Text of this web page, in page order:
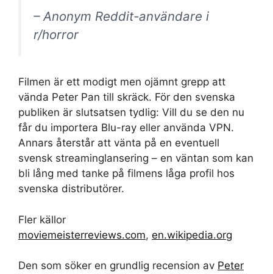
– Anonym Reddit-användare i
r/horror
Filmen är ett modigt men ojämnt grepp att
vända Peter Pan till skräck. För den svenska
publiken är slutsatsen tydlig: Vill du se den nu
får du importera Blu-ray eller använda VPN.
Annars återstår att vänta på en eventuell
svensk streaminglansering – en väntan som kan
bli lång med tanke på filmens låga profil hos
svenska distributörer.
Fler källor
moviemeisterreviews.com, en.wikipedia.org
Den som söker en grundlig recension av Peter